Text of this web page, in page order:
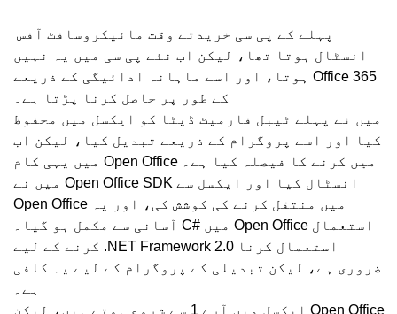
پہلے کے پی سی خریدتے وقت مائیکروسافٹ آفس
انسٹال ہوتا تھا، لیکن اب نئے پی سی میں یہ نہیں
ہوتا، اور اسے ماہانہ ادائیگی کے ذریعے Office 365
کے طور پر حاصل کرنا پڑتا ہے۔
میں نے پہلے ٹیبل فارمیٹ ڈیٹا کو ایکسل میں محفوظ
کیا اور اسے پروگرام کے ذریعے تبدیل کیا، لیکن اب
میں یہی کام Open Office میں کرنے کا فیصلہ کیا ہے۔
میں نے Open Office SDK انسٹال کیا اور ایکسل سے
Open Office میں منتقل کرنے کی کوشش کی، اور یہ
آسانی سے مکمل ہو گیا۔ C# میں Open Office استعمال
کرنے کے لیے .NET Framework 2.0 استعمال کرنا
ضروری ہے، لیکن تبدیلی کے پروگرام کے لیے یہ کافی
ہے۔
ایکسل میں آرے 1 سے شروع ہوتے ہیں، لیکن Open Office